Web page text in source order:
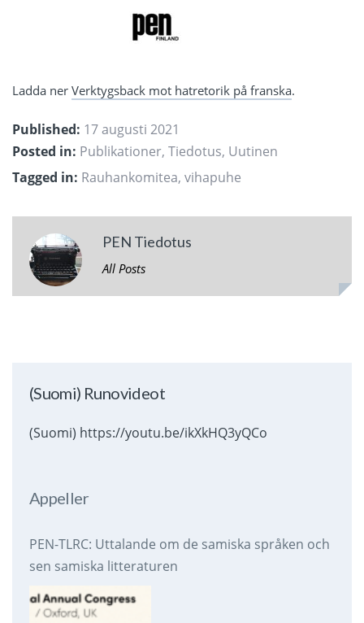
Ladda ner Verktygsback mot hatretorik på franska.
Published: 17 augusti 2021
Posted in: Publikationer, Tiedotus, Uutinen
Tagged in: Rauhankomitea, vihapuhe
PEN Tiedotus
All Posts
(Suomi) Runovideot
(Suomi) https://youtu.be/ikXkHQ3yQCo
Appeller
PEN-TLRC: Uttalande om de samiska språken och
sen samiska litteraturen